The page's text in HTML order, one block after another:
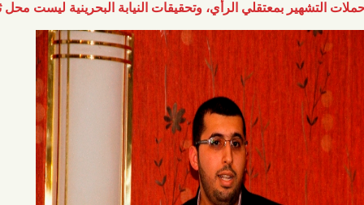
بمعتقلي الرأي، وتحقيقات النيابة البحرينية ليست محل ثقة